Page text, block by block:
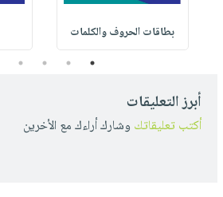
بطاقات الحروف والكلمات
1
2
3
4
أبرز التعليقات
أكتب تعليقاتك وشارك أراءك مع الأخرين